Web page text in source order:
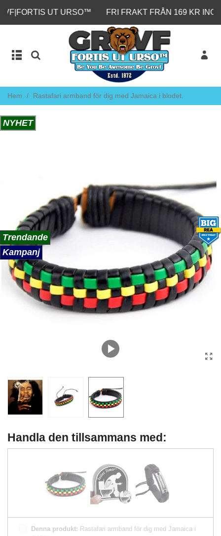
UT URSO™ FRI FRAKT FRÅN 169 KR INOM
Hem / Rastafari armband för dig med Jamaica i blodet.
NYHET
Kampanj
Trendande
Handla den tillsammans med:
Denna produkt: Rastafari armband för dig med Jamaica i